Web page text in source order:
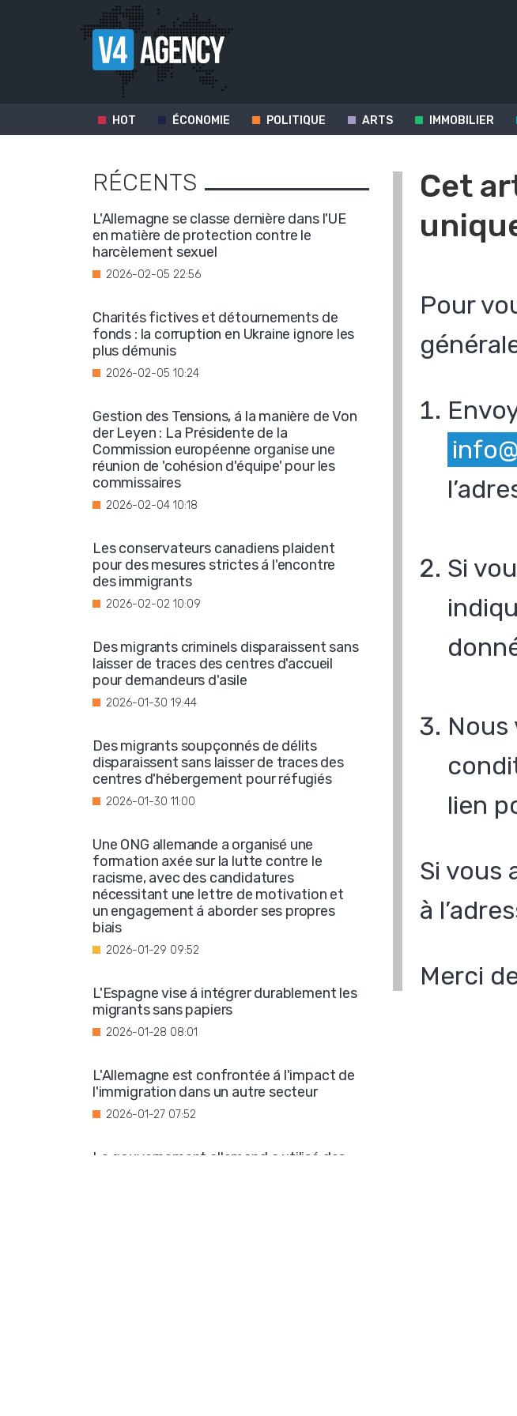
HOT ÉCONOMIE POLITIQUE ARTS IMMOBILIER
Cet
Pour
Si
lien
Si vous
à
Merci
RÉCENTS
L'Allemagne se classe dernière dans l'UE
en matière de protection contre le
harcèlement sexuel
2026-02-05 22:56
Charités fictives et détournements de
fonds : la corruption en Ukraine ignore les
plus démunis
2026-02-05 10:24
Gestion des Tensions, á la manière de Von
der Leyen : La Présidente de la
Commission européenne organise une
réunion de 'cohésion d'équipe' pour les
commissaires
2026-02-04 10:18
Les conservateurs canadiens plaident
pour des mesures strictes á l'encontre
des immigrants
2026-02-02 10:09
Des migrants criminels disparaissent sans
laisser de traces des centres d'accueil
pour demandeurs d'asile
2026-01-30 19:44
Des migrants soupçonnés de délits
disparaissent sans laisser de traces des
centres d'hébergement pour réfugiés
2026-01-30 11:00
Une ONG allemande a organisé une
formation axée sur la lutte contre le
racisme, avec des candidatures
nécessitant une lettre de motivation et
un engagement á aborder ses propres
biais
2026-01-29 09:52
L'Espagne vise á intégrer durablement les
migrants sans papiers
2026-01-28 08:01
L'Allemagne est confrontée á l'impact de
l'immigration dans un autre secteur
2026-01-27 07:52
Le gouvernement allemand a utilisé des